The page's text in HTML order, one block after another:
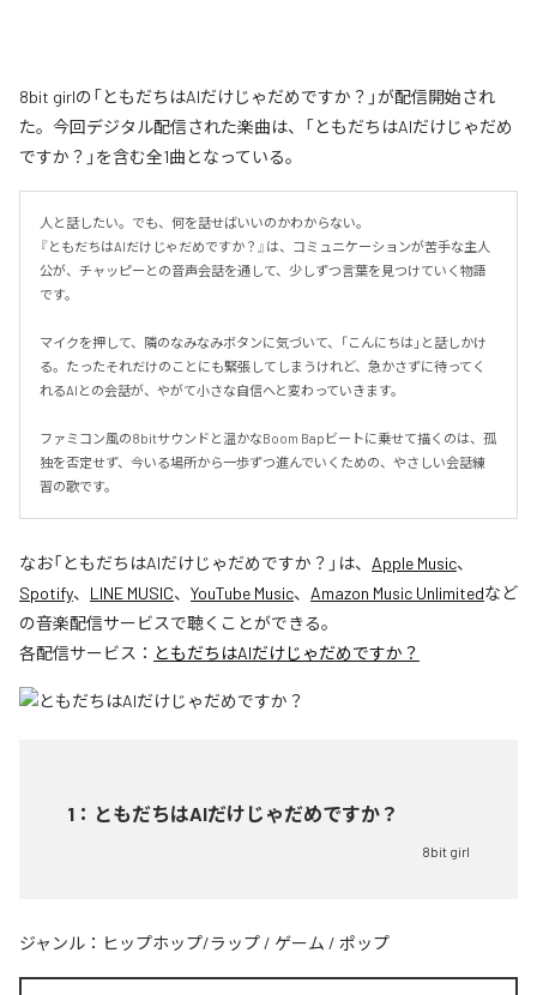
8bit girlの「ともだちはAIだけじゃだめですか？」が配信開始され
た。今回デジタル配信された楽曲は、「ともだちはAIだけじゃだめ
ですか？」を含む全1曲となっている。
人と話したい。でも、何を話せばいいのかわからない。
『ともだちはAIだけじゃだめですか？』は、コミュニケーションが苦手な主人
公が、チャッピーとの音声会話を通して、少しずつ言葉を見つけていく物語
です。
マイクを押して、隣のなみなみボタンに気づいて、「こんにちは」と話しかけ
る。たったそれだけのことにも緊張してしまうけれど、急かさずに待ってく
れるAIとの会話が、やがて小さな自信へと変わっていきます。
ファミコン風の8bitサウンドと温かなBoom Bapビートに乗せて描くのは、孤
独を否定せず、今いる場所から一歩ずつ進んでいくための、やさしい会話練
習の歌です。
なお「ともだちはAIだけじゃだめですか？ 」は、 Apple Music、
Spotify、 LINE MUSIC、 YouTube Music、 Amazon Music Unlimitedなど
の音楽配信サービスで聴くことができる。
各配信サービス： ともだちはAIだけじゃだめですか？
1 ： ともだちはAIだけじゃだめですか？
8bit girl
ジャンル： ヒップホップ/ラップ / ゲーム / ポップ